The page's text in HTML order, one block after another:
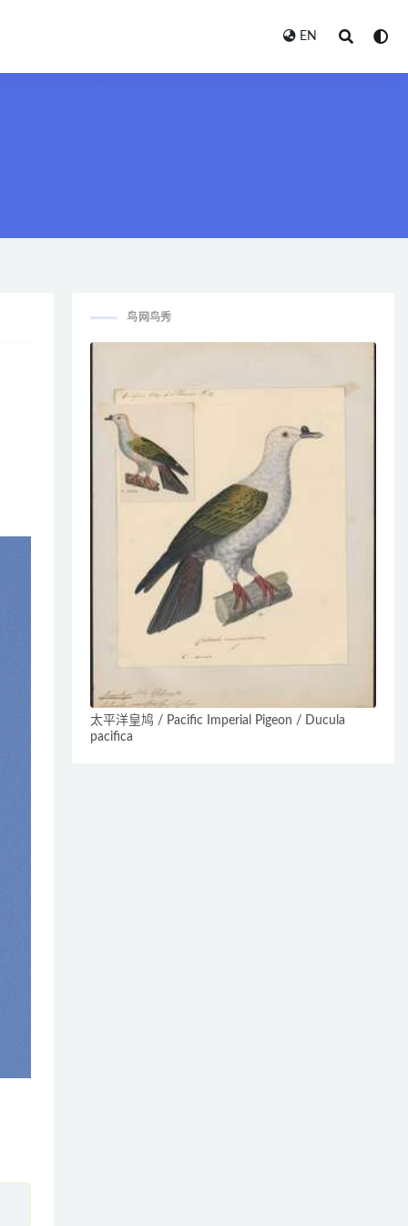
EN
鸟网鸟秀
太平洋皇鸠 / Pacific Imperial Pigeon / Ducula
pacifica